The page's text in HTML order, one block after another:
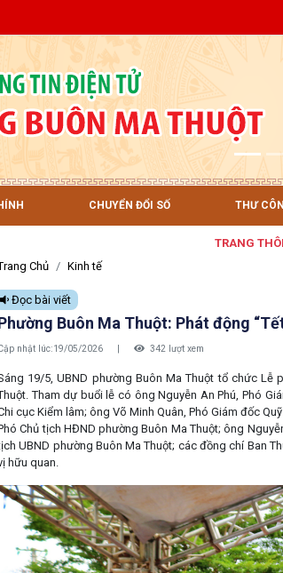
CHUYỂN ĐỔI SỐ THƯ
TRANG THÔNG TIN ĐIỆN TỬ
Chủ Kinh tế
Đọc bài viết
Buôn Ma Thuột: Phát động
nhật lúc:19/05/2026 342 lượt xem
19/5, UBND phường Buôn Ma Thuột tổ chức Lễ
Tham dự buổi lễ có ông Nguyễn An Phú, Phó
cục Kiểm lâm; ông Võ Minh Quân, Phó Giám đốc
Chủ tịch HĐND phường Buôn Ma Thuột; ông
UBND phường Buôn Ma Thuột; các đồng chí Ban
hữu quan.